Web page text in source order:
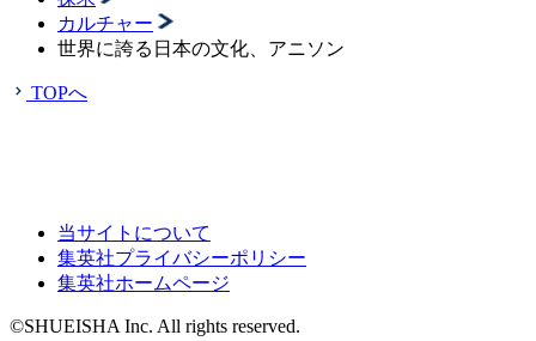
カルチャー
世界に誇る日本の文化、アニソン
TOPへ
当サイトについて
集英社プライバシーポリシー
集英社ホームページ
©SHUEISHA Inc. All rights reserved.